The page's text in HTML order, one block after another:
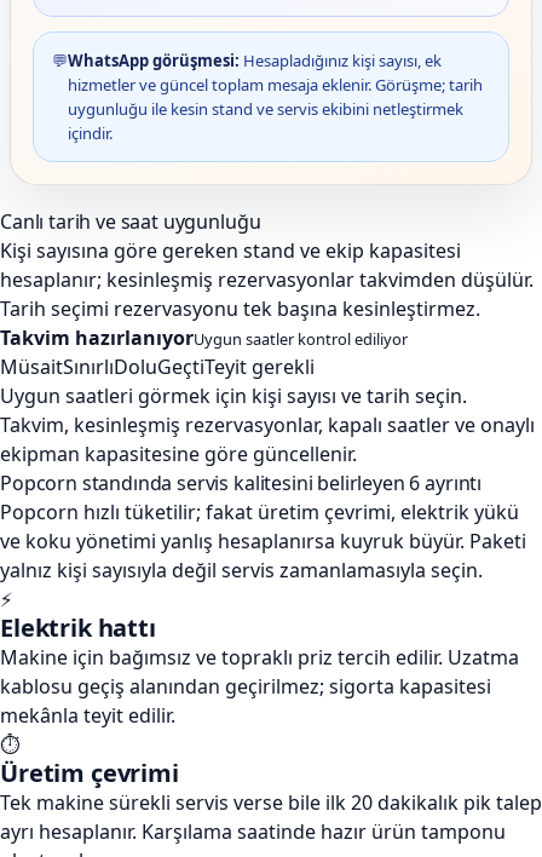
💬WhatsApp görüşmesi: Hesapladığınız kişi sayısı, ek
hizmetler ve güncel toplam mesaja eklenir. Görüşme; tarih
uygunluğu ile kesin stand ve servis ekibini netleştirmek
içindir.
Canlı tarih ve saat uygunluğu
Kişi sayısına göre gereken stand ve ekip kapasitesi
hesaplanır; kesinleşmiş rezervasyonlar takvimden düşülür.
Tarih seçimi rezervasyonu tek başına kesinleştirmez.
Takvim hazırlanıyorUygun saatler kontrol ediliyor
MüsaitSınırlıDoluGeçtiTeyit gerekli
Uygun saatleri görmek için kişi sayısı ve tarih seçin.
Takvim, kesinleşmiş rezervasyonlar, kapalı saatler ve onaylı
ekipman kapasitesine göre güncellenir.
Popcorn standında servis kalitesini belirleyen 6 ayrıntı
Popcorn hızlı tüketilir; fakat üretim çevrimi, elektrik yükü
ve koku yönetimi yanlış hesaplanırsa kuyruk büyür. Paketi
yalnız kişi sayısıyla değil servis zamanlamasıyla seçin.
⚡
Elektrik hattı
Makine için bağımsız ve topraklı priz tercih edilir. Uzatma
kablosu geçiş alanından geçirilmez; sigorta kapasitesi
mekânla teyit edilir.
⏱️
Üretim çevrimi
Tek makine sürekli servis verse bile ilk 20 dakikalık pik talep
ayrı hesaplanır. Karşılama saatinde hazır ürün tamponu